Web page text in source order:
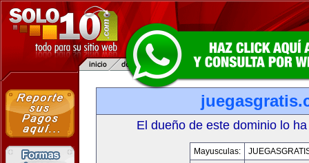
El dueño de este dominio lo
Mayusculas: